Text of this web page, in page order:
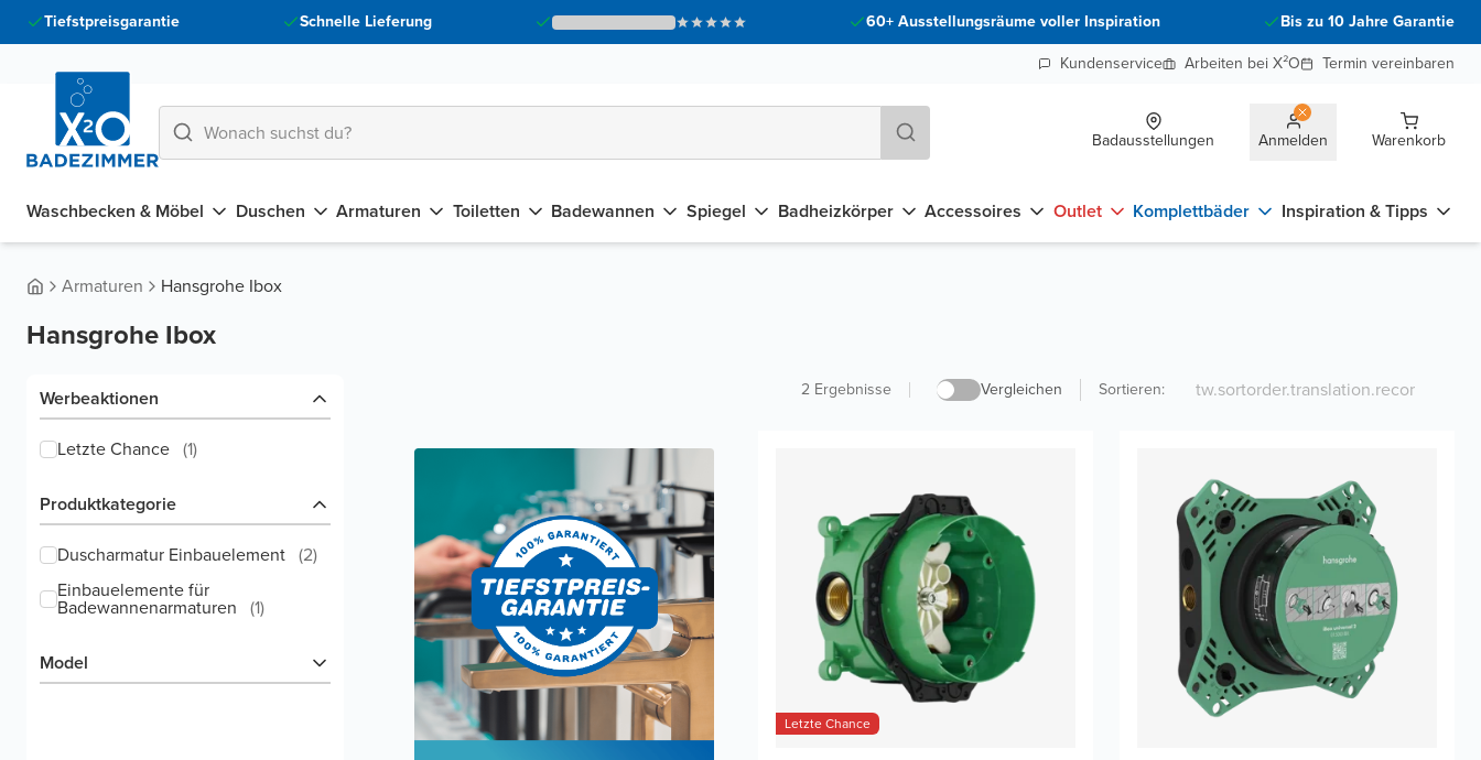
Tiefstpreisgarantie Schnelle Lieferung 60+ Ausstellungsräume voller Inspiration
Bis zu 10 Jahre Garantie
Kundenservice
Arbeiten bei X²O Termin vereinbaren
Badausstellungen Anmelden Warenkorb
Waschbecken & Möbel Duschen Armaturen Toiletten Badewannen Spiegel Badheizkörper Accessoires Outlet Komplettbäder Inspiration & Tipps
Armaturen Hansgrohe Ibox
Hansgrohe Ibox
Werbeaktionen
Letzte Chance (1)
Produktkategorie
Duscharmatur Einbauelement (2)
Einbauelemente für
Badewannenarmaturen (1)
Model
2 Ergebnisse Vergleichen Sortieren:
Letzte Chance